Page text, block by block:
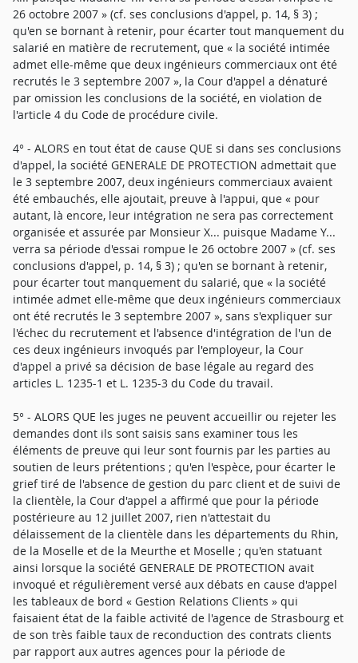
26 octobre 2007 » (cf. ses conclusions d'appel, p. 14, § 3) ;
qu'en se bornant à retenir, pour écarter tout manquement du
salarié en matière de recrutement, que « la société intimée
admet elle-même que deux ingénieurs commerciaux ont été
recrutés le 3 septembre 2007 », la Cour d'appel a dénaturé
par omission les conclusions de la société, en violation de
l'article 4 du Code de procédure civile.
4° - ALORS en tout état de cause QUE si dans ses conclusions
d'appel, la société GENERALE DE PROTECTION admettait que
le 3 septembre 2007, deux ingénieurs commerciaux avaient
été embauchés, elle ajoutait, preuve à l'appui, que « pour
autant, là encore, leur intégration ne sera pas correctement
organisée et assurée par Monsieur X... puisque Madame Y...
verra sa période d'essai rompue le 26 octobre 2007 » (cf. ses
conclusions d'appel, p. 14, § 3) ; qu'en se bornant à retenir,
pour écarter tout manquement du salarié, que « la société
intimée admet elle-même que deux ingénieurs commerciaux
ont été recrutés le 3 septembre 2007 », sans s'expliquer sur
l'échec du recrutement et l'absence d'intégration de l'un de
ces deux ingénieurs invoqués par l'employeur, la Cour
d'appel a privé sa décision de base légale au regard des
articles L. 1235-1 et L. 1235-3 du Code du travail.
5° - ALORS QUE les juges ne peuvent accueillir ou rejeter les
demandes dont ils sont saisis sans examiner tous les
éléments de preuve qui leur sont fournis par les parties au
soutien de leurs prétentions ; qu'en l'espèce, pour écarter le
grief tiré de l'absence de gestion du parc client et de suivi de
la clientèle, la Cour d'appel a affirmé que pour la période
postérieure au 12 juillet 2007, rien n'attestait du
délaissement de la clientèle dans les départements du Rhin,
de la Moselle et de la Meurthe et Moselle ; qu'en statuant
ainsi lorsque la société GENERALE DE PROTECTION avait
invoqué et régulièrement versé aux débats en cause d'appel
les tableaux de bord « Gestion Relations Clients » qui
faisaient état de la faible activité de l'agence de Strasbourg et
de son très faible taux de reconduction des contrats clients
par rapport aux autres agences pour la période de